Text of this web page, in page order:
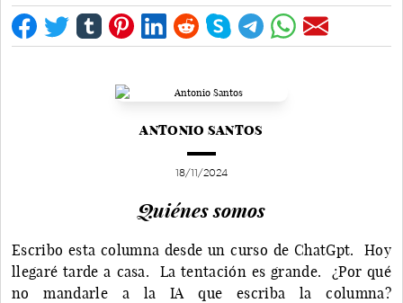
ANTONIO SANTOS
18/11/2024
Quiénes somos
Escribo esta columna desde un curso de ChatGpt. Hoy
llegaré tarde a casa. La tentación es grande. ¿Por qué
no mandarle a la IA que escriba la columna?